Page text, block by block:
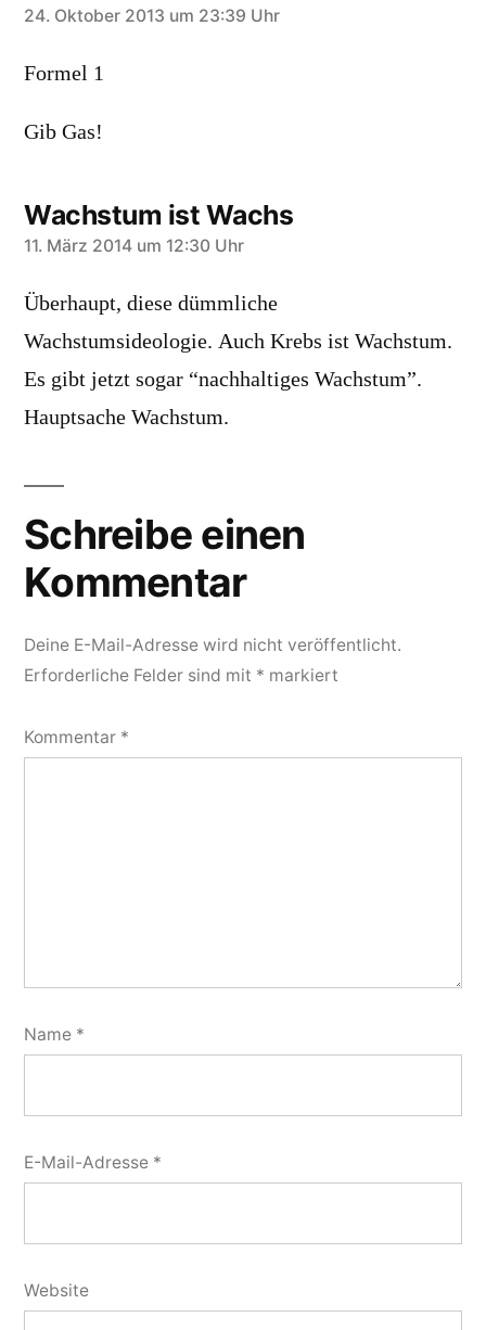
sagt:
24. Oktober 2013 um 23:39 Uhr
Formel 1
Gib Gas!
Wachstum ist Wachs
sagt:
11. März 2014 um 12:30 Uhr
Überhaupt, diese dümmliche
Wachstumsideologie. Auch Krebs ist Wachstum.
Es gibt jetzt sogar “nachhaltiges Wachstum”.
Hauptsache Wachstum.
Schreibe einen
Kommentar
Deine E-Mail-Adresse wird nicht veröffentlicht.
Erforderliche Felder sind mit * markiert
Kommentar *
Name *
E-Mail-Adresse *
Website